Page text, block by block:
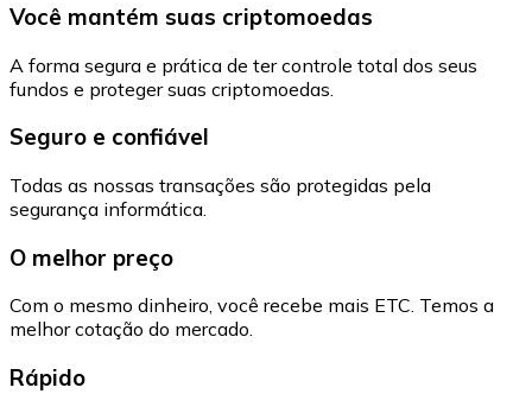
Você mantém suas criptomoedas
A forma segura e prática de ter controle total dos seus
fundos e proteger suas criptomoedas.
Seguro e confiável
Todas as nossas transações são protegidas pela
segurança informática.
O melhor preço
Com o mesmo dinheiro, você recebe mais ETC. Temos a
melhor cotação do mercado.
Rápido